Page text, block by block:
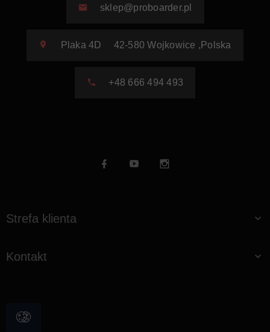
sklep@proboarder.pl
Plaka 4D 42-580 Wojkowice , Polska
+48 666 494 493
Strefa klienta
Kontakt